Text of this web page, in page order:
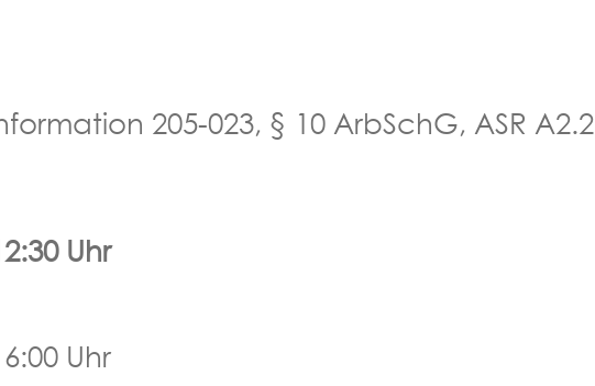
205-023, § 10 ArbSchG, ASR A2.2
Uhr
Uhr